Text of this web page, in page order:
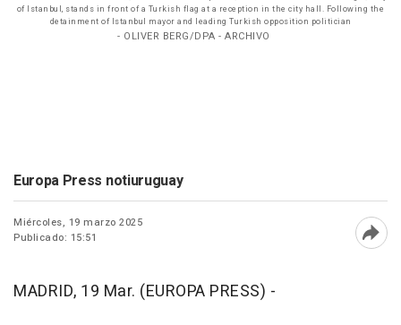
of Istanbul, stands in front of a Turkish flag at a reception in the city hall. Following the
detainment of Istanbul mayor and leading Turkish opposition politician
- OLIVER BERG/DPA - ARCHIVO
Europa Press notiuruguay
Miércoles, 19 marzo 2025
Publicado: 15:51
MADRID, 19 Mar. (EUROPA PRESS) -